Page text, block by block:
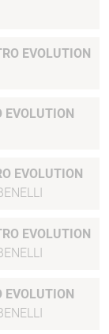
EVOLUTION
EVOLUTION
EVOLUTION
EVOLUTION
EVOLUTION